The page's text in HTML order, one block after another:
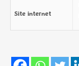
Site internet